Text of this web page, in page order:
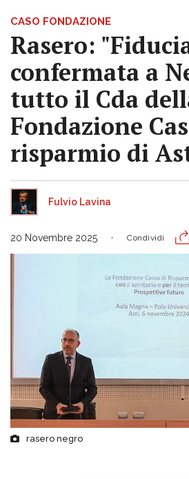
CASO FONDAZIONE
Rasero:
confermata a
tutto il Cda
Fondazione
risparmio di
Fulvio Lavina
20 Novembre 2025 Condividi
rasero negro